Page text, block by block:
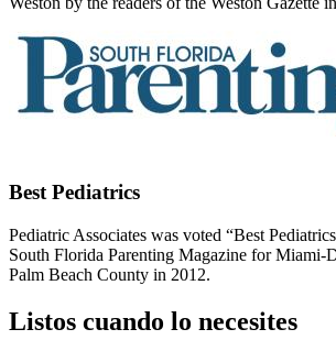
Best Pediatrics
Pediatric Associates was voted “Best
South Florida Parenting Magazine for Miami-
Palm Beach County in 2012.
Listos cuando lo necesites